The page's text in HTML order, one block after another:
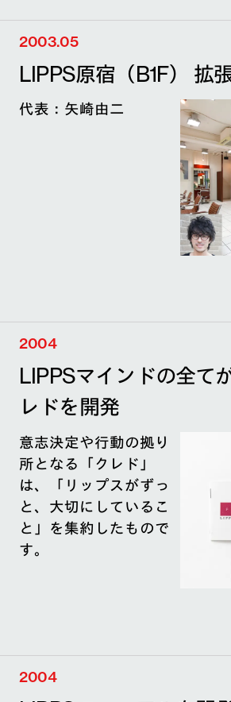
2003.05
LIPPS原宿（B1F） 拡
代表：矢崎由二
2004
LIPPSマインドの全て
レドを開発
意志決定や行動の拠り
所となる「クレド」
は、「リップスがずっ
と、大切にしているこ
と」を集約したもので
す。
2004